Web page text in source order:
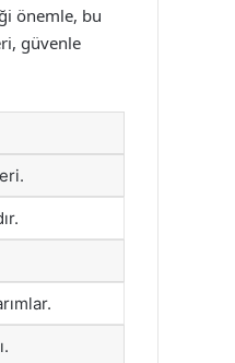
önemle, bu
güvenle